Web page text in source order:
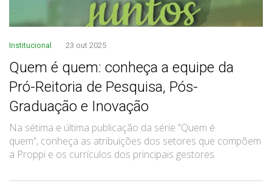
Institucional 23 out 2025
Quem é quem: conheça a equipe da
Pró-Reitoria de Pesquisa, Pós-
Graduação e Inovação
Na sétima e última publicação da série "Quem é
quem", conheça as atribuições dos setores que compõem
a Proppi e os currículos dos principais gestores